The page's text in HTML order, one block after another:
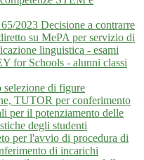
2023 Decisione a contrarre
su MePA per servizio di
linguistica - esami
for Schools - alunni classi
di figure
TUTOR per conferimento
per il potenziamento delle
degli studenti
per l'avvio di procedura di
di incarichi